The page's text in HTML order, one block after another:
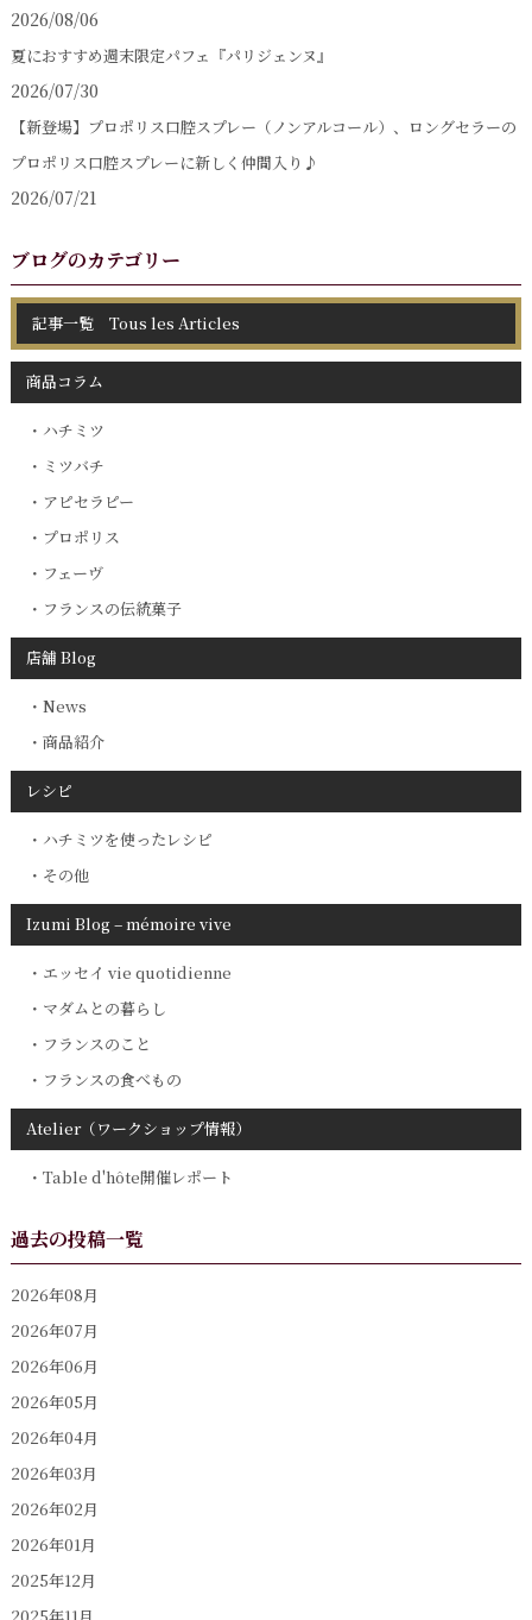
2026/08/06
夏におすすめ週末限定パフェ『パリジェンヌ』
2026/07/30
【新登場】プロポリス口腔スプレー（ノンアルコール）、ロングセラーの
プロポリス口腔スプレーに新しく仲間入り♪
2026/07/21
ブログのカテゴリー
記事一覧 Tous les Articles
商品コラム
ハチミツ
ミツバチ
アピセラピー
プロポリス
フェーヴ
フランスの伝統菓子
店舗 Blog
News
商品紹介
レシピ
ハチミツを使ったレシピ
その他
Izumi Blog – mémoire vive
エッセイ vie quotidienne
マダムとの暮らし
フランスのこと
フランスの食べもの
Atelier（ワークショップ情報）
Table d'hôte開催レポート
過去の投稿一覧
2026年08月
2026年07月
2026年06月
2026年05月
2026年04月
2026年03月
2026年02月
2026年01月
2025年12月
2025年11月